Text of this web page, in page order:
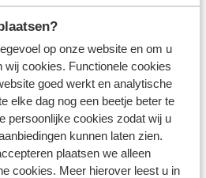
op onze website en om u
wij cookies. Functionele cookies
goed werkt en analytische
elke dag nog een beetje beter te
persoonlijke cookies zodat wij u
kunnen laten zien.
plaatsen we alleen
cookies. Meer hierover leest u in
teruggegeven aan de
van de bond hield op
jaren '60 begon het
op het landgoed. Het ging
populairder wordende park
zelfs uitgebreid met
en een restaurant.